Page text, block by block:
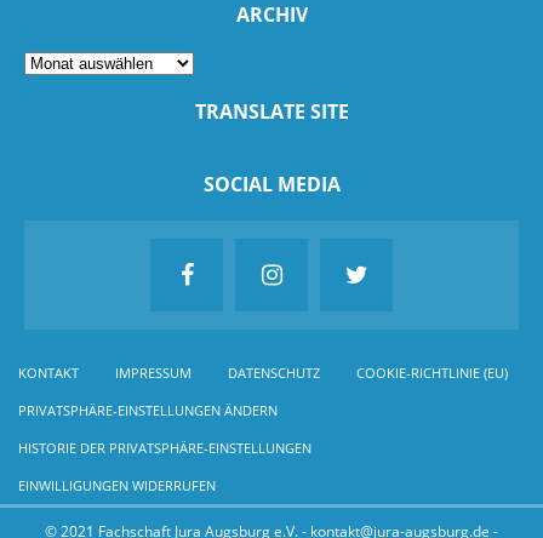
ARCHIV
TRANSLATE SITE
SOCIAL MEDIA
KONTAKT IMPRESSUM DATENSCHUTZ COOKIE-RICHTLINIE (EU)
PRIVATSPHÄRE-EINSTELLUNGEN ÄNDERN
HISTORIE DER PRIVATSPHÄRE-EINSTELLUNGEN
EINWILLIGUNGEN WIDERRUFEN
© 2021 Fachschaft Jura Augsburg e.V. - kontakt@jura-augsburg.de -